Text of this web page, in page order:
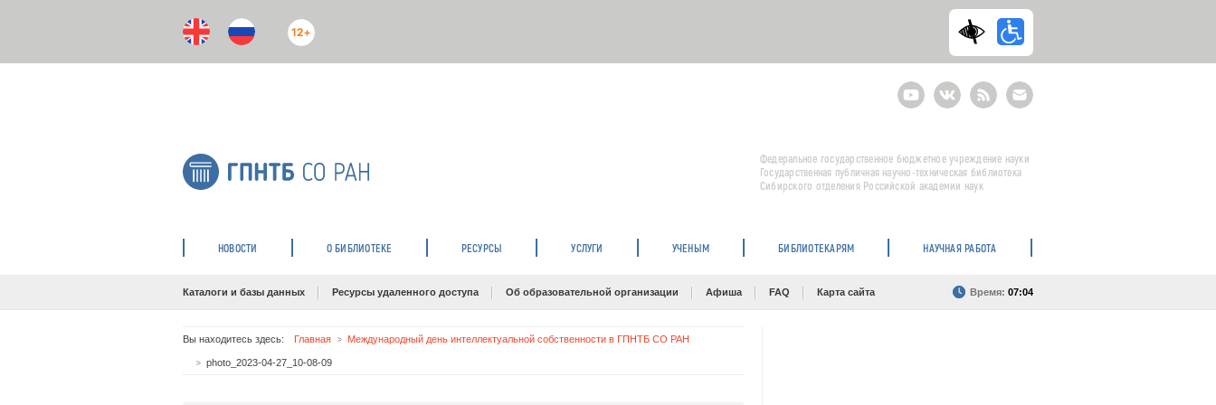
12+
YoutubeВКонтактеRSS
E-
mail
подписка
Федеральное государственное бюджетное учреждение науки
Государственная публичная научно-техническая библиотека
Сибирского отделения Российской академии наук
НОВОСТИ О БИБЛИОТЕКЕ РЕСУРСЫ УСЛУГИ УЧЕНЫМ БИБЛИОТЕКАРЯМ НАУЧНАЯ РАБОТА
Каталоги и базы данных Ресурсы удаленного доступа Об образовательной организации Афиша FAQ Карта сайта Время: 07:04
Вы находитесь здесь: Главная Международный день интеллектуальной собственности в ГПНТБ СО РАН
photo_2023-04-27_10-08-09